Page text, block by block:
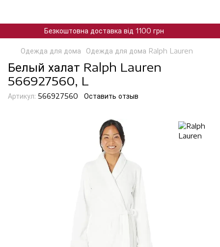
Безкоштовна доставка від 1100 грн
Одежда для дома Одежда для дома Ralph Lauren
Белый халат Ralph Lauren
566927560, L
Артикул: 566927560 Оставить отзыв